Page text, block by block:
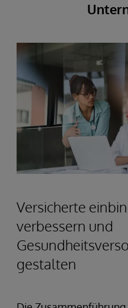
Versicherte
verbessern und
gestalten